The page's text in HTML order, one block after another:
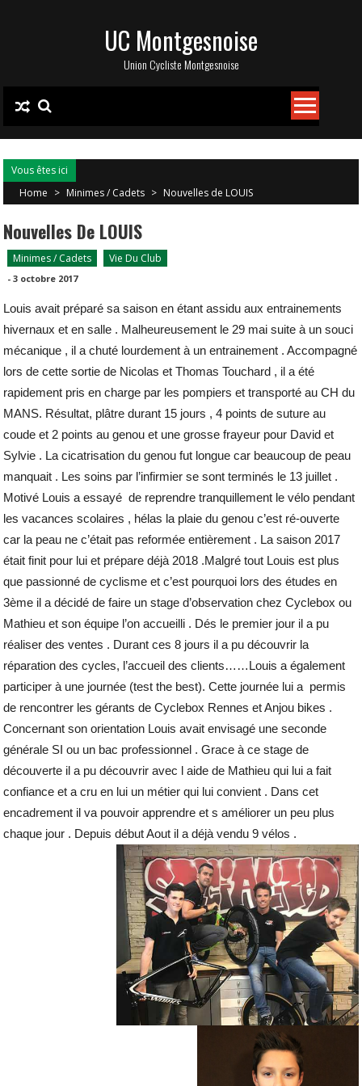
UC Montgesnoise
Union Cycliste Montgesnoise
Vous êtes ici
Home > Minimes / Cadets > Nouvelles de LOUIS
Nouvelles De LOUIS
Minimes / Cadets Vie Du Club
-3 octobre 2017
Louis avait préparé sa saison en étant assidu aux entrainements
hivernaux et en salle . Malheureusement le 29 mai suite à un souci
mécanique , il a chuté lourdement à un entrainement . Accompagné
lors de cette sortie de Nicolas et Thomas Touchard , il a été
rapidement pris en charge par les pompiers et transporté au CH du
MANS. Résultat, plâtre durant 15 jours , 4 points de suture au
coude et 2 points au genou et une grosse frayeur pour David et
Sylvie . La cicatrisation du genou fut longue car beaucoup de peau
manquait . Les soins par l’infirmier se sont terminés le 13 juillet .
Motivé Louis a essayé de reprendre tranquillement le vélo pendant
les vacances scolaires , hélas la plaie du genou c’est ré-ouverte
car la peau ne c’était pas reformée entièrement . La saison 2017
était finit pour lui et prépare déjà 2018 .Malgré tout Louis est plus
que passionné de cyclisme et c’est pourquoi lors des études en
3ème il a décidé de faire un stage d’observation chez Cyclebox ou
Mathieu et son équipe l’on accueilli . Dés le premier jour il a pu
réaliser des ventes . Durant ces 8 jours il a pu découvrir la
réparation des cycles, l’accueil des clients……Louis a également
participer à une journée (test the best). Cette journée lui a permis
de rencontrer les gérants de Cyclebox Rennes et Anjou bikes .
Concernant son orientation Louis avait envisagé une seconde
générale SI ou un bac professionnel . Grace à ce stage de
découverte il a pu découvrir avec l aide de Mathieu qui lui a fait
confiance et a cru en lui un métier qui lui convient . Dans cet
encadrement il va pouvoir apprendre et s améliorer un peu plus
chaque jour . Depuis début Aout il a déjà vendu 9 vélos .